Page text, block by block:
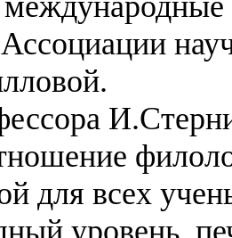
для всех